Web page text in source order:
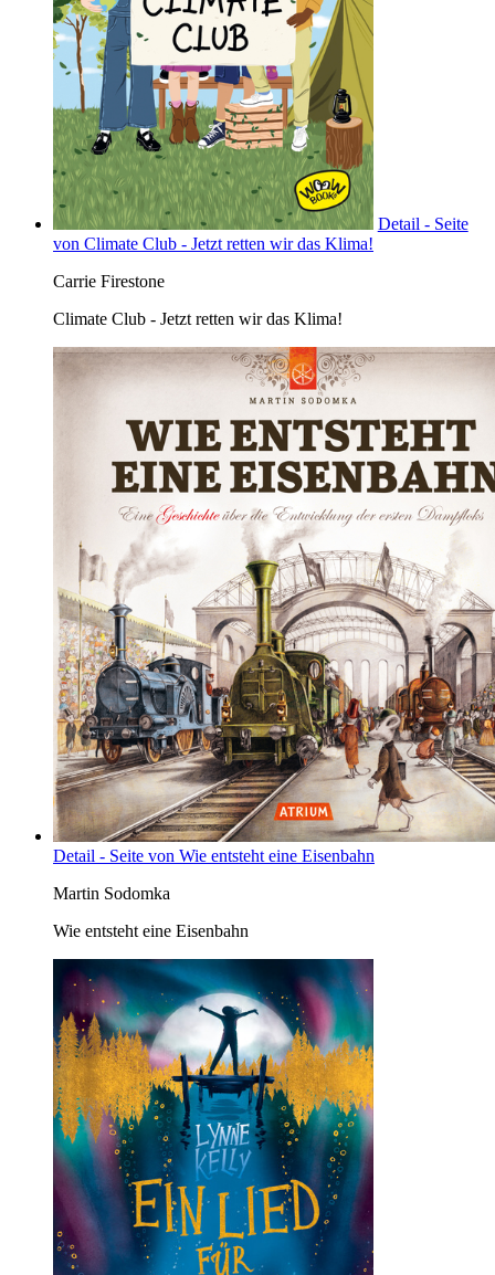
Detail - Seite
von Climate Club - Jetzt retten wir das Klima!
Carrie Firestone
Climate Club - Jetzt retten wir das Klima!
Detail - Seite von Wie entsteht eine Eisenbahn
Martin Sodomka
Wie entsteht eine Eisenbahn